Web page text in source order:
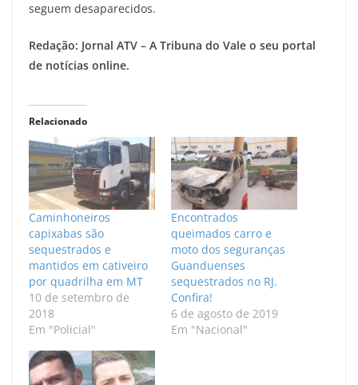
seguem desaparecidos.
Redação: Jornal ATV – A Tribuna do Vale o seu portal
de notícias online.
Relacionado
Caminhoneiros
capixabas são
sequestrados e
mantidos em cativeiro
por quadrilha em MT
10 de setembro de
2018
Em "Policial"
Encontrados
queimados carro e
moto dos seguranças
Guanduenses
sequestrados no RJ.
Confira!
6 de agosto de 2019
Em "Nacional"